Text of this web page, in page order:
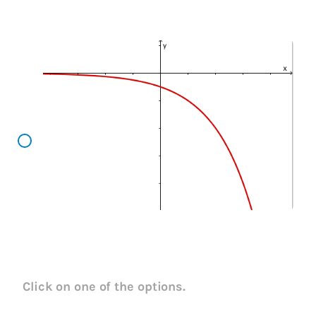
Click on one of the options.